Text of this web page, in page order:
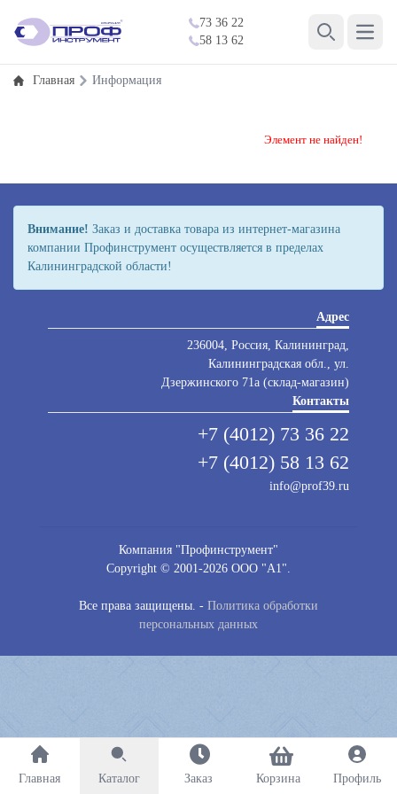
73 36 22
58 13 62
Open
Главная Информация
Элемент не найден!
Внимание! Заказ и доставка товара из интернет-магазина
компании Профинструмент осуществляется в пределах
Калининградской области!
Адрес
236004, Россия, Калининград,
Калининградская обл., ул.
Дзержинского 71а (склад-магазин)
Контакты
+7 (4012) 73 36 22
+7 (4012) 58 13 62
info@prof39.ru
Компания "Профинструмент"
Copyright © 2001-2026 ООО "А1".
Все права защищены. - Политика обработки
персональных данных
Главная Каталог Заказ Корзина Профиль